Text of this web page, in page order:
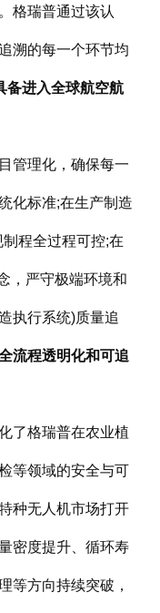
格瑞普通过该认
溯的每一个环节均
备进入全球航空航
管理化，确保每一
化标准;在生产制造
程全过程可控;在
，严守极端环境和
执行系统)质量追
流程透明化和可追
了格瑞普在农业植
等领域的安全与可
种无人机市场打开
密度提升、循环寿
等方向持续突破，